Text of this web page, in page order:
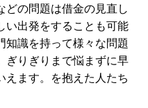
どの問題は借金の見直し
い出発をすることも可能
知識を持って様々な問題
ぎりぎりまで悩まずに早
えます。を抱えた人たち